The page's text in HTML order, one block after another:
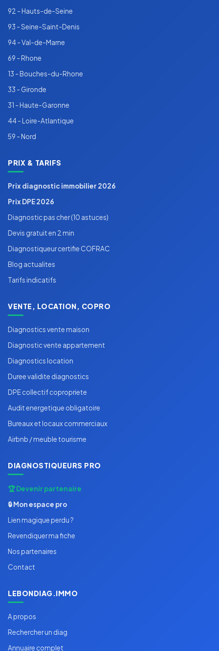
92 - Hauts-de-Seine
93 - Seine-Saint-Denis
94 - Val-de-Marne
69 - Rhone
13 - Bouches-du-Rhone
33 - Gironde
31 - Haute-Garonne
44 - Loire-Atlantique
59 - Nord
PRIX & TARIFS
Prix diagnostic immobilier 2026
Prix DPE 2026
Diagnostic pas cher (10 astuces)
Devis gratuit en 2 min
Diagnostiqueur certifie COFRAC
Blog actualites
Tarifs indicatifs
VENTE, LOCATION, COPRO
Diagnostics vente maison
Diagnostic vente appartement
Diagnostics location
Duree validite diagnostics
DPE collectif copropriete
Audit energetique obligatoire
Bureaux et locaux commerciaux
Airbnb / meuble tourisme
DIAGNOSTIQUEURS PRO
🏆 Devenir partenaire
🔒 Mon espace pro
Lien magique perdu ?
Revendiquer ma fiche
Nos partenaires
Contact
LEBONDIAG.IMMO
A propos
Rechercher un diag
Annuaire complet